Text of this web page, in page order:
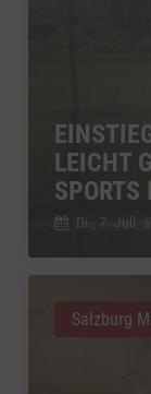
LEICHT
SPORTS
Di., 7. Juli //
Salzburg